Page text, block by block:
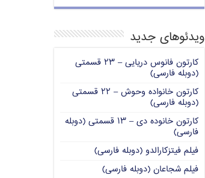
ویدئوهای جدید
کارتون فانوس دریایی – ۲۳ قسمتی
(دوبله فارسی)
کارتون خانواده وحوش – ۲۲ قسمتی
(دوبله فارسی)
کارتون خانوده دی – ۱۳ قسمتی (دوبله
فارسی)
فیلم فیتزکارالدو (دوبله فارسی)
فیلم شجاعان (دوبله فارسی)